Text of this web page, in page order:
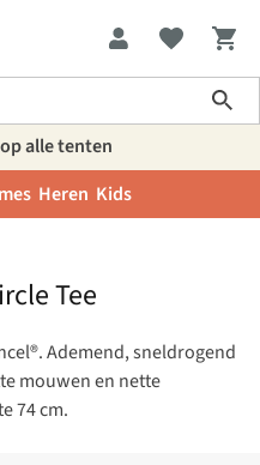
alle tenten
Heren Kids
Tee
Ademend, sneldrogend
mouwen en nette
74 cm.